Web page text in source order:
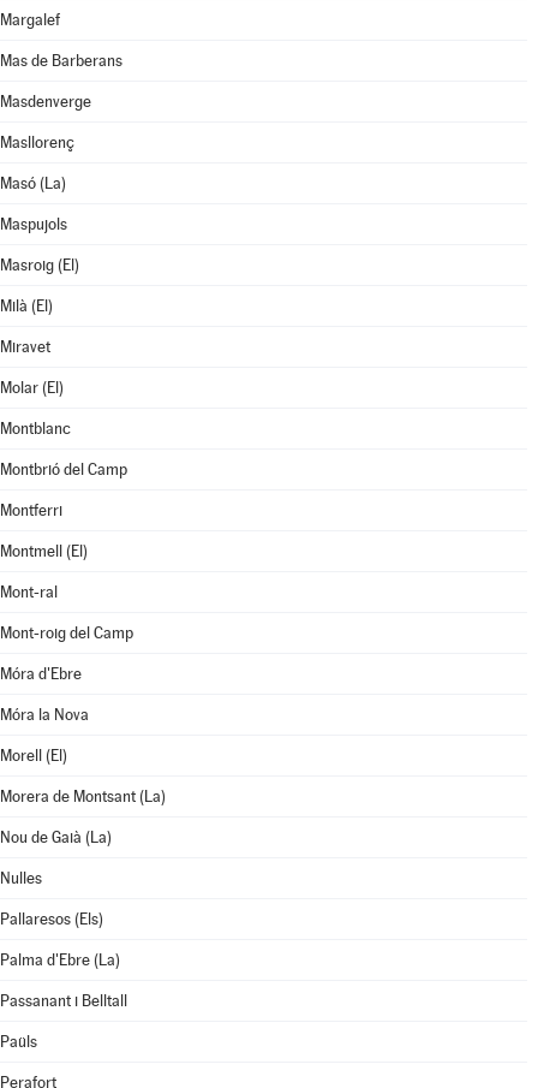
Margalef
Mas de Barberans
Masdenverge
Masllorenç
Masó (La)
Maspujols
Masroig (El)
Milà (El)
Miravet
Molar (El)
Montblanc
Montbrió del Camp
Montferri
Montmell (El)
Mont-ral
Mont-roig del Camp
Móra d'Ebre
Móra la Nova
Morell (El)
Morera de Montsant (La)
Nou de Gaià (La)
Nulles
Pallaresos (Els)
Palma d'Ebre (La)
Passanant i Belltall
Paüls
Perafort